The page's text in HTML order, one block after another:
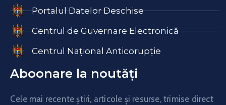
Portalul Datelor Deschise
Centrul de Guvernare Electronică
Centrul Național Anticorupție
Aboonare la noutăți
Cele mai recente știri, articole și resurse, trimise direct